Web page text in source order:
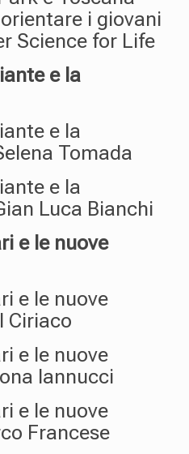
i giovani
Science for Life
e la
e la
Tomada
e la
Luca Bianchi
e le nuove
e le nuove
Ciriaco
e le nuove
Iannucci
e le nuove
Francese